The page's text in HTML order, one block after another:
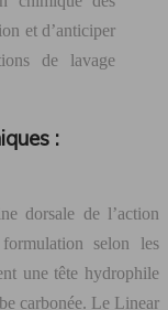
et d’anticiper
de lavage
:
dorsale de l’action
selon les
une tête hydrophile
carbonée. Le Linear